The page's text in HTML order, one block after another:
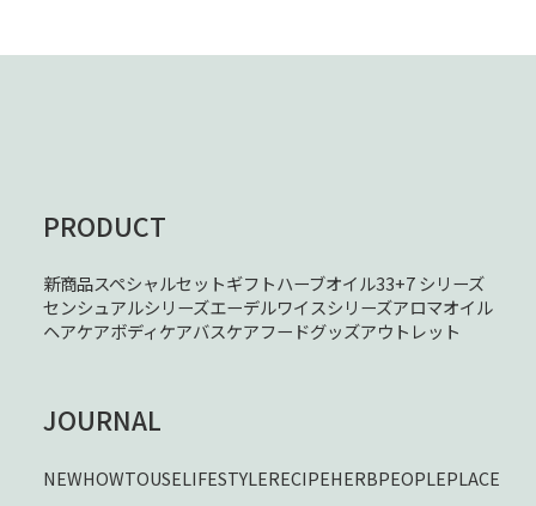
PRODUCT
新商品スペシャルセットギフトハーブオイル33+7 シリーズ
センシュアルシリーズエーデルワイスシリーズアロマオイル
ヘアケアボディケアバスケアフードグッズアウトレット
JOURNAL
NEWHOWTOUSELIFESTYLERECIPEHERBPEOPLEPLACE